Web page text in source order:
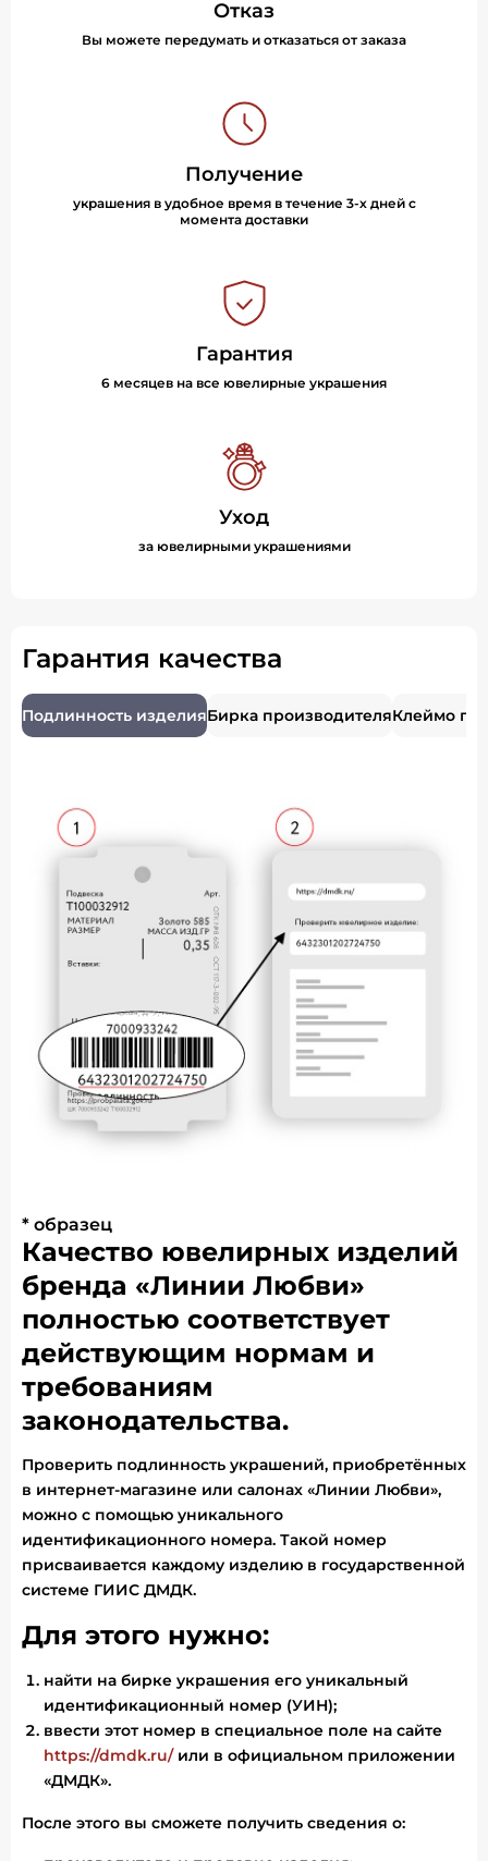
Отказ
Вы можете передумать и отказаться от заказа
Получение
украшения в удобное время в течение 3-х дней с
момента доставки
Гарантия
6 месяцев на все ювелирные украшения
Уход
за ювелирными украшениями
Гарантия качества
Подлинность изделияБирка производителяКлеймо
* образец
Качество ювелирных изделий
бренда «Линии Любви»
полностью соответствует
действующим нормам и
требованиям
законодательства.
Проверить подлинность украшений, приобретённых
в интернет-магазине или салонах «Линии Любви»,
можно с помощью уникального
идентификационного номера. Такой номер
присваивается каждому изделию в государственной
системе ГИИС ДМДК.
Для этого нужно:
найти на бирке украшения его уникальный
идентификационный номер (УИН);
ввести этот номер в специальное поле на сайте
https://dmdk.ru/или в официальном приложении
«ДМДК».
После этого вы сможете получить сведения о: